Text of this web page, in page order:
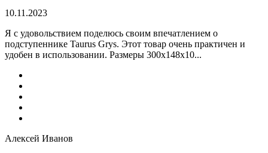
10.11.2023
Я с удовольствием поделюсь своим впечатлением о
подступеннике Taurus Grys. Этот товар очень практичен и
удобен в использовании. Размеры 300х148х10...
Алексей Иванов